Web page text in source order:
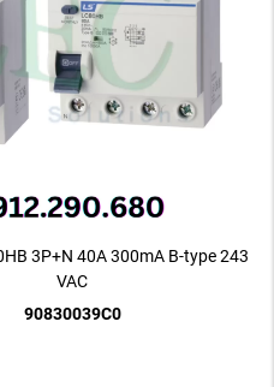
3P+N 40A 300mA B-type 243
VAC
90830039C0